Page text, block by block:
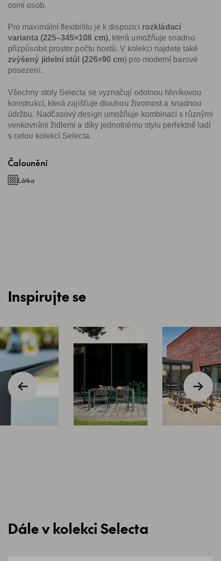
osmi osob.
Pro maximální flexibilitu je k dispozici rozkládací
varianta (225–345×108 cm),která umožňuje snadno
přizpůsobit prostor počtu hostů. V kolekci najdete také
zvýšený jídelní stůl (226×90 cm) pro moderní barové
posezení.
Všechny stoly Selecta se vyznačují odolnou hliníkovou
konstrukcí, která zajišťuje dlouhou životnost a snadnou
údržbu. Nadčasový design umožňuje kombinaci s různými
venkovními židlemi a díky jednotnému stylu perfektně ladí
s celou kolekcí Selecta.
Čalounění
Látka
Inspirujte se
Dále v kolekci Selecta